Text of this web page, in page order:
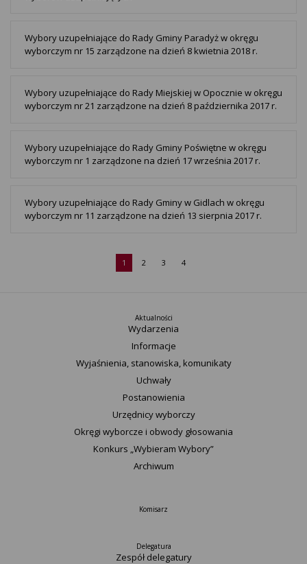
Wybory uzupełniające do Rady Gminy Paradyż w okręgu
wyborczym nr 15 zarządzone na dzień 8 kwietnia 2018 r.
Wybory uzupełniające do Rady Miejskiej w Opocznie w okręgu
wyborczym nr 21 zarządzone na dzień 8 października 2017 r.
Wybory uzupełniające do Rady Gminy Poświętne w okręgu
wyborczym nr 1 zarządzone na dzień 17 września 2017 r.
Wybory uzupełniające do Rady Gminy w Gidlach w okręgu
wyborczym nr 11 zarządzone na dzień 13 sierpnia 2017 r.
1 2 3 4
Aktualności
Wydarzenia
Informacje
Wyjaśnienia, stanowiska, komunikaty
Uchwały
Postanowienia
Urzędnicy wyborczy
Okręgi wyborcze i obwody głosowania
Konkurs „Wybieram Wybory”
Archiwum
Komisarz
Delegatura
Zespół delegatury